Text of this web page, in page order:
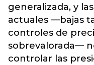
generalizada, y
actuales —bajas
controles de
sobrevalorada—
controlar las